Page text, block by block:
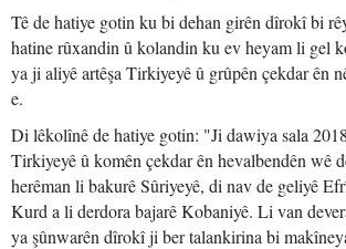
Tê de hatiye gotin ku bi dehan girên dîrokî bi
hatine rûxandin û kolandin ku ev heyam li gel
ya ji aliyê artêşa Tirkiyeyê û grûpên çekdar ên
e.
Di lêkolînê de hatiye gotin: "Ji dawiya sala
Tirkiyeyê û komên çekdar ên hevalbendên wê
herêman li bakurê Sûriyeyê, di nav de geliyê
Kurd a li derdora bajarê Kobaniyê. Li van
ya şûnwarên dîrokî ji ber talankirina bi